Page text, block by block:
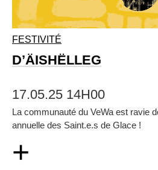
FESTIVITÉ
D’ÄISHËLLEG
17.05.25 14H00
La communauté du VeWa est ravie
annuelle des Saint.e.s de Glace !
+